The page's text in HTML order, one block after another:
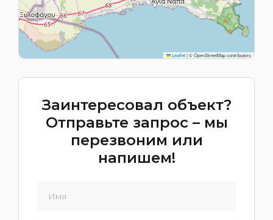
Leaflet|© OpenStreetMap contributors
Заинтересовал объект?
Отправьте запрос – мы
перезвоним или
напишем!